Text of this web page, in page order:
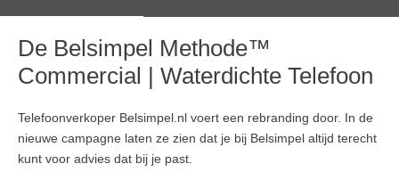
De Belsimpel Methode™
Commercial | Waterdichte Telefoon
Telefoonverkoper Belsimpel.nl voert een rebranding door. In de
nieuwe campagne laten ze zien dat je bij Belsimpel altijd terecht
kunt voor advies dat bij je past.